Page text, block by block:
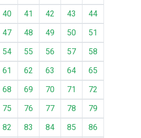
40 41 42 43
44
47 48 49 50
51
54 55 56 57
58
61 62 63 64
65
68 69 70 71
72
75 76 77 78
79
82 83 84 85
86